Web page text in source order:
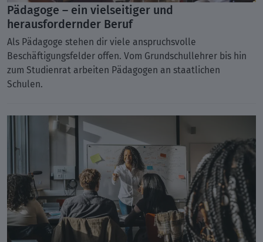
Pädagoge – ein vielseitiger und
herausfordernder Beruf
Als Pädagoge stehen dir viele anspruchsvolle
Beschäftigungsfelder offen. Vom Grundschullehrer bis hin
zum Studienrat arbeiten Pädagogen an staatlichen
Schulen.